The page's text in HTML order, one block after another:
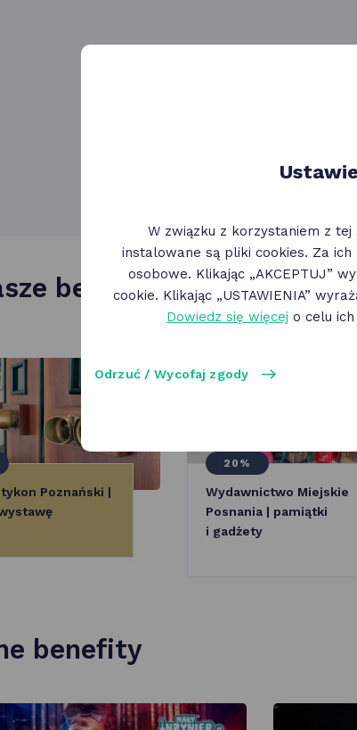
benefity
Poznański |
20%
Wydawnictwo Miejskie
Posnania | pamiątki
i gadżety
benefity
W związku z korzystaniem z
instalowane są pliki cookies. Za
osobowe. Klikając „AKCEPTUJ”
cookie. Klikając „USTAWIENIA”
Dowiedz się więcej o celu
Odrzuć / Wycofaj zgody